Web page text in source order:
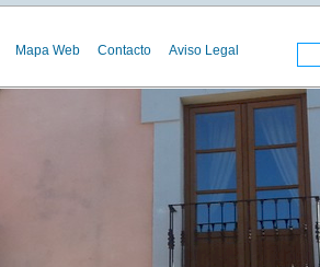
Mapa Web Contacto Aviso Legal